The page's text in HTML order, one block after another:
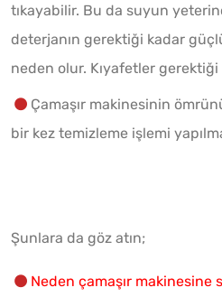
tıkayabilir. Bu da suyun
deterjanın gerektiği kadar
neden olur. Kıyafetler
Çamaşır makinesinin
bir kez temizleme işlemi
Şunlara da göz atın;
Neden çamaşır makinesine